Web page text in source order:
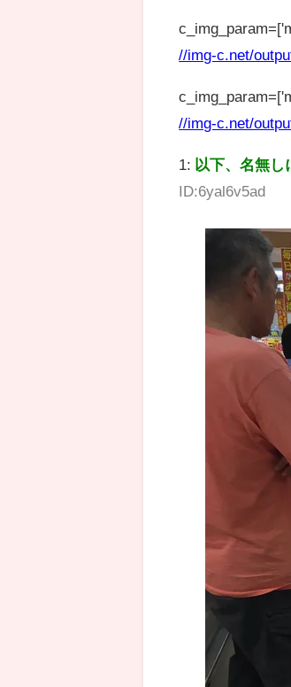
//img-c.net/
//img-c.net/
1: 以下、名無
ID:6yal6v5ad